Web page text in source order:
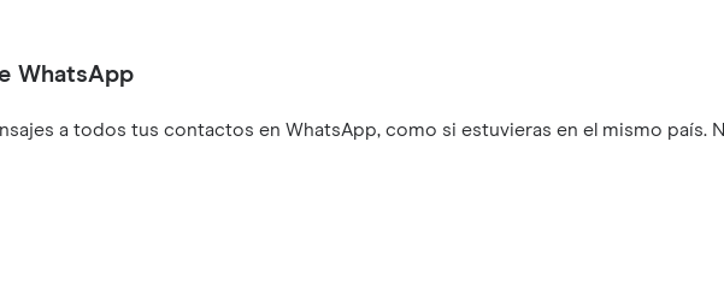
WhatsApp
a todos tus contactos en WhatsApp, como si estuvieras en el mismo